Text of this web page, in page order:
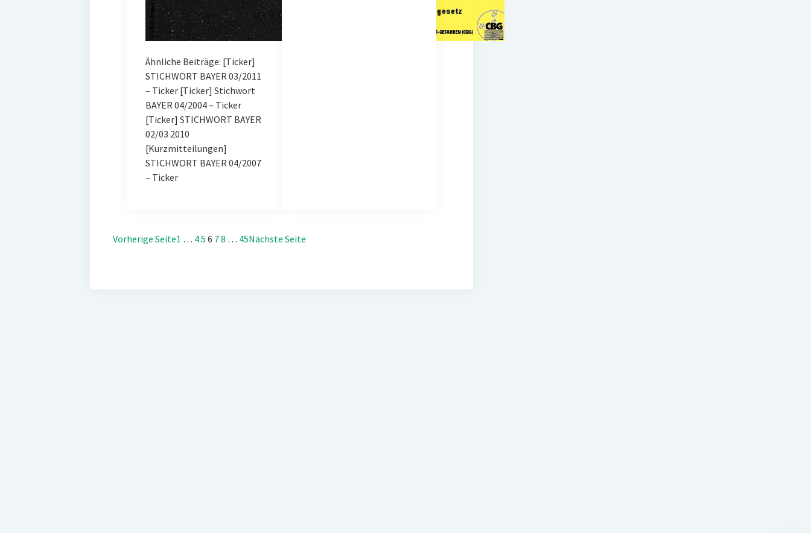
Ähnliche Beiträge: [Ticker]
STICHWORT BAYER 03/2011
– Ticker [Ticker] Stichwort
BAYER 04/2004 – Ticker
[Ticker] STICHWORT BAYER
02/03 2010
[Kurzmitteilungen]
STICHWORT BAYER 04/2007
– Ticker
Vorherige Seite1 … 45 6 78 … 45Nächste Seite